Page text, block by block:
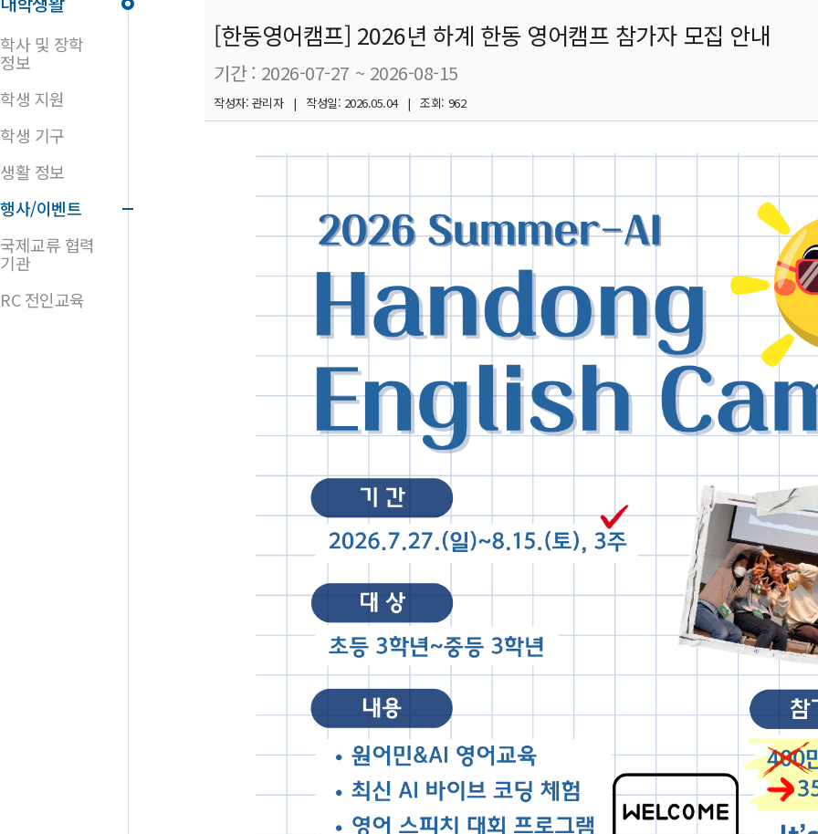
학사 및 장학
정보
학생 지원
학생 기구
생활 정보
행사/이벤트
국제교류 협력
기관
RC 전인교육
[한동영어캠프] 2026년 하계 한동 영어캠프 참가자 모집 안내
기간 : 2026-07-27 ~ 2026-08-15
작성자: 관리자 | 작성일: 2026.05.04 | 조회: 962